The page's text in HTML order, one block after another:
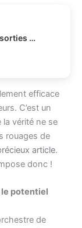
Comment structurer les sorties LLM avec Outlines ?
efficace
C’est un
la vérité ne se
rouages de
article.
donc !
le potentiel
de